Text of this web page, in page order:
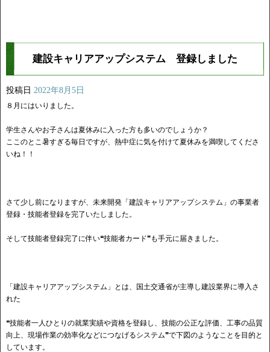
建設キャリアアップシステム 登録しました
投稿日 2022年8月5日
８月にはいりました。
学生さんやお子さんは夏休みに入った方も多いのでしょうか？
ここのとこ暑すぎる毎日ですが、熱中症に気を付けて夏休みを満喫してくださ
いね！！
さて少し前になりますが、未来開発「建設キャリアアップシステム」の事業者
登録・技能者登録を完了いたしました。
そして技能者登録完了に伴い❝技能者カード❞も手元に届きました。
「建設キャリアアップシステム」とは、国土交通省が主導し建設業界に導入さ
れた
❝技能者一人ひとりの就業実績や資格を登録し、技能の公正な評価、工事の品質
向上、現場作業の効率化などにつなげるシステム❞で下図のようなことを目的と
しています。